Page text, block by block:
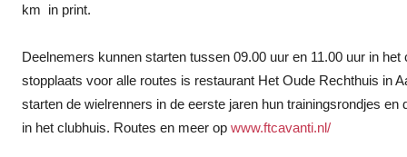
km in print.
Deelnemers kunnen starten tussen 09.00 uur en 11.00 uur in
stopplaats voor alle routes is restaurant Het Oude Rechthuis in
starten de wielrenners in de eerste jaren hun trainingsrondjes
in het clubhuis. Routes en meer op www.ftcavanti.nl/